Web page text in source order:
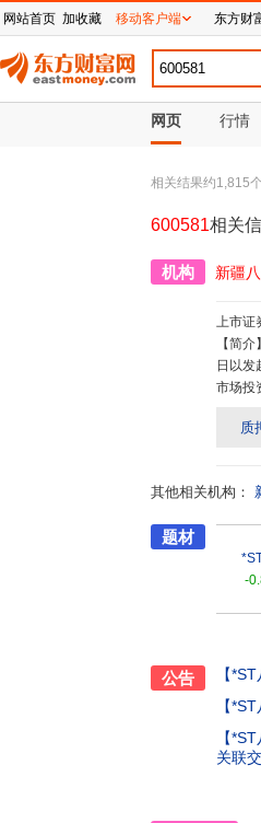
网页 行情
相关结果约1,815个
600581相关
机构 新疆
上市证
【简介】
日以发
市场投
及销
荣获自
级”、
质
其他相关机构：
题材
-
公告 【*ST
【*ST
【*ST
关联
网站首页 加收藏 移动客户端 东方财